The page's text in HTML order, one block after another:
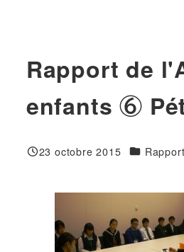
Rapport de
enfants ⑥
Publié
23 octobre 2015 Catégories